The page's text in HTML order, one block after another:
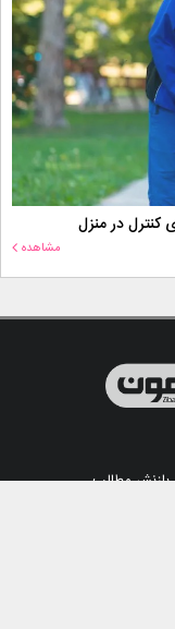
کنترل در منزل
مشاهده
بازنشر مطالب